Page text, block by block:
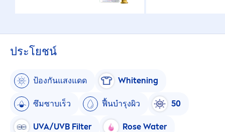
ประโยชน์
ป้องกันแสงแดด Whitening
ซึมซาบเร็ว ฟื้นบำรุงผิว 50
UVA/UVB Filter Rose Water